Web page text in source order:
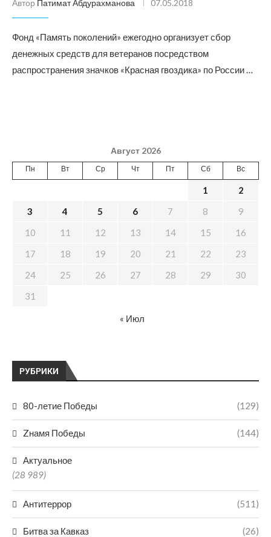
Автор Патимат Абдурахманова 07.05.2018
Фонд «Память поколений» ежегодно организует сбор
денежных средств для ветеранов посредством
распространения значков «Красная гвоздика» по России …
РУБРИКИ
80-летие Победы (129)
Zнамя Победы (144)
Актуальное
(28 989)
Антитеррор (511)
Битва за Кавказ (26)
Август 2026
Пн Вт Ср Чт Пт Сб Вс
1
2
3
4 5 6 7 8
9
10
11 12 13 14 15
16
17
18 19 20 21 22
23
24
25 26 27 28 29
30
31
« Июл